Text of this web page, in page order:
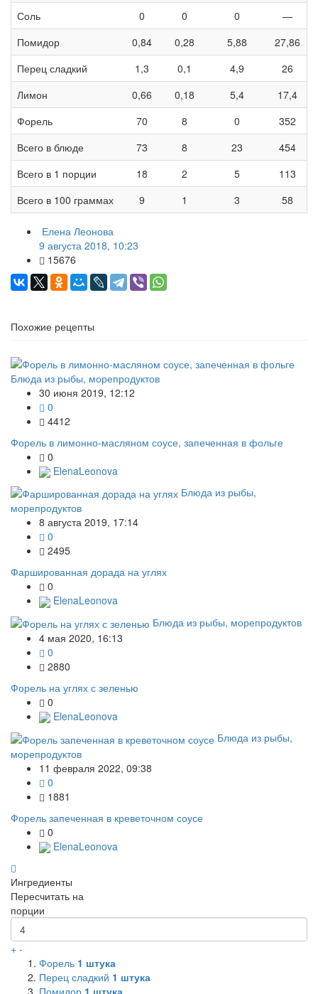
Соль
0 0 0
—
Помидор
0,84 0,28 5,88
27,86
Перец сладкий
1,3 0,1 4,9
26
Лимон
0,66 0,18 5,4
17,4
Форель
70 8 0
352
Всего в блюде
73 8 23
454
Всего в 1 порции
18 2 5
113
Всего в 100 граммах
9 1 3 58
Елена Леонова
9 августа 2018, 10:23
15676
Похожие рецепты
Блюда из рыбы, морепродуктов
30 июня 2019, 12:12
0
4412
Форель в лимонно-масляном соусе, запеченная в фольге
0
ElenaLeonova
Блюда из рыбы,
морепродуктов
8 августа 2019, 17:14
0
2495
Фаршированная дорада на углях
0
ElenaLeonova
Блюда из рыбы, морепродуктов
4 мая 2020, 16:13
0
2880
Форель на углях с зеленью
0
ElenaLeonova
Блюда из рыбы,
морепродуктов
11 февраля 2022, 09:38
0
1881
Форель запеченная в креветочном соусе
0
ElenaLeonova
Ингредиенты
Пересчитать на
порции
+ -
Форель 1 штука
Перец сладкий 1 штука
Помидор 1 штука